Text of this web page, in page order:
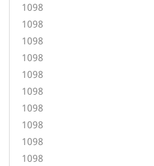
1098
1098
1098
1098
1098
1098
1098
1098
1098
1098